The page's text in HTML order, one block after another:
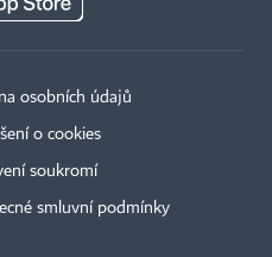
osobních údajů
o cookies
soukromí
smluvní podmínky